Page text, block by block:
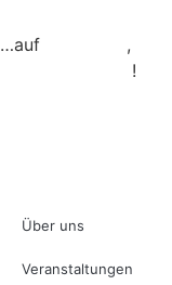
…auf ,
!
Über uns
Veranstaltungen